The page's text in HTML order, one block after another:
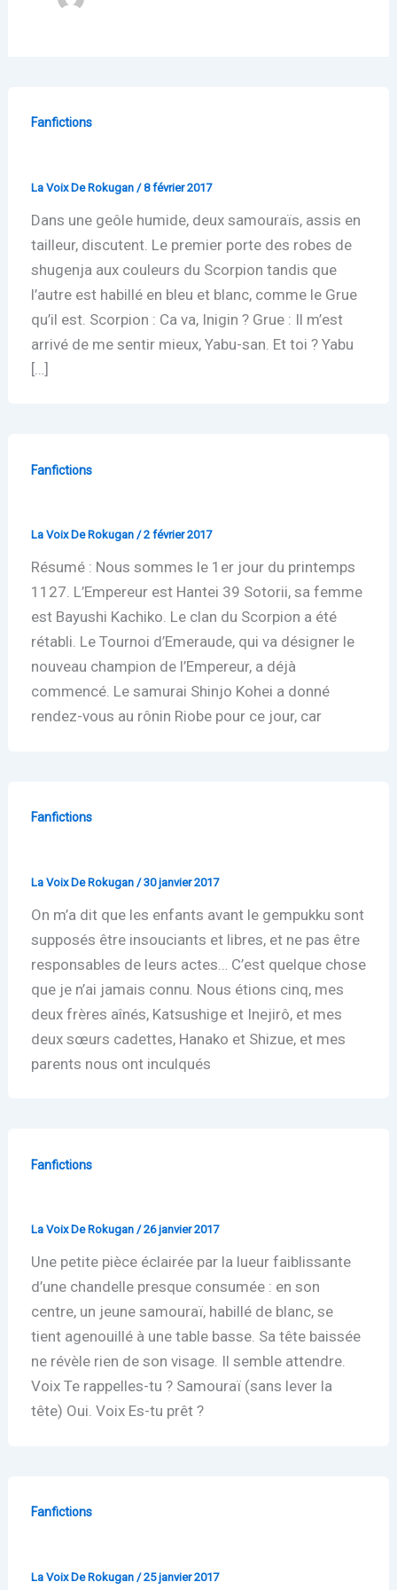
Fanfictions
La Voix De Rokugan /8 février 2017
Dans une geôle humide, deux samouraïs, assis en
tailleur, discutent. Le premier porte des robes de
shugenja aux couleurs du Scorpion tandis que
l’autre est habillé en bleu et blanc, comme le Grue
qu’il est. Scorpion : Ca va, Inigin ? Grue : Il m’est
arrivé de me sentir mieux, Yabu-san. Et toi ? Yabu
[…]
Fanfictions
La Voix De Rokugan /2 février 2017
Résumé : Nous sommes le 1er jour du printemps
1127. L’Empereur est Hantei 39 Sotorii, sa femme
est Bayushi Kachiko. Le clan du Scorpion a été
rétabli. Le Tournoi d’Emeraude, qui va désigner le
nouveau champion de l’Empereur, a déjà
commencé. Le samurai Shinjo Kohei a donné
rendez-vous au rônin Riobe pour ce jour, car
Fanfictions
La Voix De Rokugan /30 janvier 2017
On m’a dit que les enfants avant le gempukku sont
supposés être insouciants et libres, et ne pas être
responsables de leurs actes… C’est quelque chose
que je n’ai jamais connu. Nous étions cinq, mes
deux frères aînés, Katsushige et Inejirô, et mes
deux sœurs cadettes, Hanako et Shizue, et mes
parents nous ont inculqués
Fanfictions
La Voix De Rokugan /26 janvier 2017
Une petite pièce éclairée par la lueur faiblissante
d’une chandelle presque consumée : en son
centre, un jeune samouraï, habillé de blanc, se
tient agenouillé à une table basse. Sa tête baissée
ne révèle rien de son visage. Il semble attendre.
Voix Te rappelles-tu ? Samouraï (sans lever la
tête) Oui. Voix Es-tu prêt ?
Fanfictions
La Voix De Rokugan /25 janvier 2017